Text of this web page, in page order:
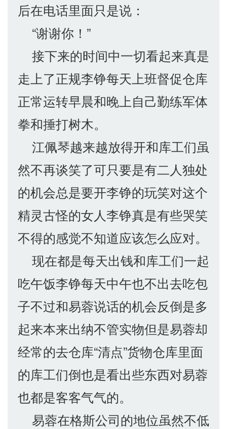
后在电话里面只是说：
“谢谢你！”
接下来的时间中一切看起来真是
走上了正规李铮每天上班督促仓库
正常运转早晨和晚上自己勤练军体
拳和捶打树木。
江佩琴越来越放得开和库工们虽
然不再谈笑了可只要是有二人独处
的机会总是要开李铮的玩笑对这个
精灵古怪的女人李铮真是有些哭笑
不得的感觉不知道应该怎么应对。
现在都是每天出钱和库工们一起
吃午饭李铮每天中午也不出去吃包
子不过和易蓉说话的机会反倒是多
起来本来出纳不管实物但是易蓉却
经常的去仓库“清点”货物仓库里面
的库工们倒也是看出些东西对易蓉
也都是客客气气的。
易蓉在格斯公司的地位虽然不低